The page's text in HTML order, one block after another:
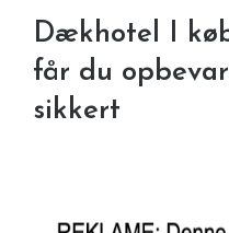
Dækhotel I
får du
sikkert